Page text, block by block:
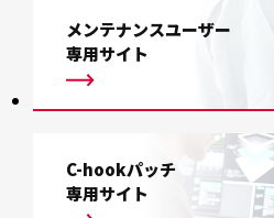
メンテナンスユーザー
専用サイト
C-hookパッチ
専用サイト